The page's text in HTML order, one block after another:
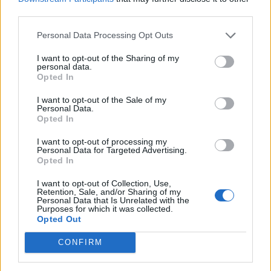
Personal Data Processing Opt Outs
I want to opt-out of the Sharing of my
personal data.
Opted In
I want to opt-out of the Sale of my
Personal Data.
Opted In
I want to opt-out of processing my
Personal Data for Targeted Advertising.
Opted In
I want to opt-out of Collection, Use,
Retention, Sale, and/or Sharing of my
Personal Data that Is Unrelated with the
Purposes for which it was collected.
Opted Out
CONFIRM
μεταξύ άλλων: Μαίρη Έμπειρα, Έλενα Ψαρρού,
Βασιλική Σταθάκη, Μαρία Χειλά, Σοφία
Καρβουνιάρη, Στέλλα Αλειφέρη, Νίκη Αλιμήση,
Τίνα Βασιλείου, Κώστας Βαρζακάκος, Αποστόλης
Μαυρίδης, Αντώνης Καλαβρυτινός.
Μετα από 35 χρόνια φαίνεται ότι
«οι Κυβερνήσεις
πέφτουνε, μα η αγάπη μένει…»
Το notospress.gr τους εύχεται πάντα υγεία, κέφι
και καλά ανταμώματα.
ΚΟΣΜΙΚΑ